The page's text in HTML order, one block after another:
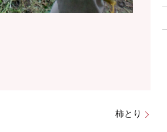
柿とり